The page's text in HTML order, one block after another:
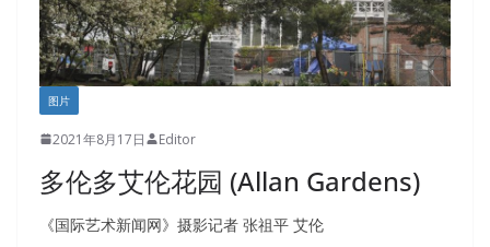
图片
2021年8月17日 Editor
多伦多艾伦花园 (Allan Gardens)
《国际艺术新闻网》摄影记者 张祖平 艾伦